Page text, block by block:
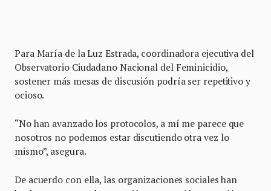
Para María de la Luz Estrada, coordinadora ejecutiva del
Observatorio Ciudadano Nacional del Feminicidio,
sostener más mesas de discusión podría ser repetitivo y
ocioso.
“No han avanzado los protocolos, a mí me parece que
nosotros no podemos estar discutiendo otra vez lo
mismo”, asegura.
De acuerdo con ella, las organizaciones sociales han